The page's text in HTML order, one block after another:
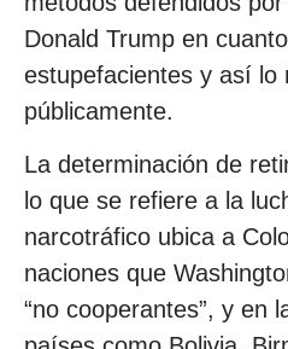
Donald Trump en
estupefacientes y así lo
públicamente.
La determinación de
lo que se refiere a la
narcotráfico ubica a
naciones que
“no cooperantes”, y en